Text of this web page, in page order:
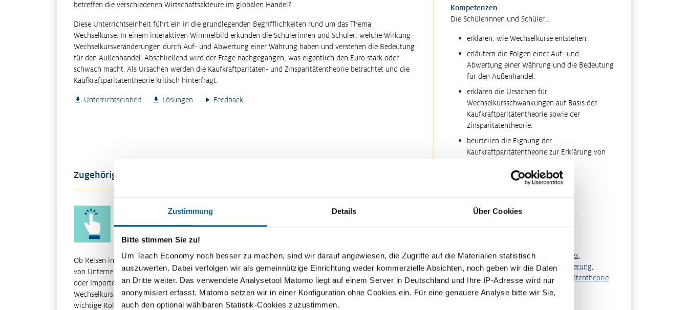
Zustimmung Details Über Cookies
Bitte stimmen Sie zu!
Um Teach Economy noch besser zu machen, sind wir darauf angewiesen, die Zugriffe auf die Materialien statistisch
auszuwerten. Dabei verfolgen wir als gemeinnützige Einrichtung weder kommerzielle Absichten, noch geben wir die Daten
an Dritte weiter. Das verwendete Analysetool Matomo liegt auf einem Server in Deutschland und Ihre IP-Adresse wird nur
anonymisiert erfasst. Matomo setzen wir in einer Konfiguration ohne Cookies ein. Für eine genauere Analyse bitte wir Sie,
auch den optional wählbaren Statistik-Cookies zuzustimmen.
betreffen die verschiedenen Wirtschaftsakteure im globalen Handel?
Diese Unterrichtseinheit führt ein in die grundlegenden Begrifflichkeiten rund um das Thema
Wechselkurse. In einem interaktiven Wimmelbild erkunden die Schülerinnen und Schüler, welche Wirkung
Wechselkursveränderungen durch Auf- und Abwertung einer Währung haben und verstehen die Bedeutung
für den Außenhandel. Abschließend wird der Frage nachgegangen, was eigentlich den Euro stark oder
schwach macht. Als Ursachen werden die Kaufkraftparitäten- und Zinsparitätentheorie betrachtet und die
Kaufkraftparitätentheorie kritisch hinterfragt.
Unterrichtseinheit Lösungen Feedback
Zugehöriges Material
Das Auf und Ab der Wechselkurse
Ob Reisen ins Ausland, weltweite Investitionen
von Unternehmen, internationale Kapitalanlagen
oder Importe- und Exporte im Außenhandel,
Wechselkurse spielen in der Weltwirtschaft eine
wichtige Rolle.…
Wirtschaftsquiz
Mit dem Teach Economy Wirtschaftsquiz können
Sie das Wissen Ihrer Klassen testen. Der Spielanreiz
ist groß. Denn Ihre Schülerinnen und Schüler
sammeln nicht nur Punkte für sich selbst, sondern
treten…
Kompetenzen
Die Schülerinnen und Schüler…
erklären, wie Wechselkurse entstehen.
erläutern die Folgen einer Auf- und
Abwertung einer Währung und die Bedeutung
für den Außenhandel.
erklären die Ursachen für
Wechselkursschwankungen auf Basis der
Kaufkraftparitätentheorie sowie der
Zinsparitätentheorie.
beurteilen die Eignung der
Kaufkraftparitätentheorie zur Erklärung von
Format
Abwertung,Aufwertung,Big-Mac-Index
Kaufkraftparitätentheorie, Mengennotierung
Preisnotierung,Wechselkurs ,Zinsparitätentheorie
Erscheinungsjahr